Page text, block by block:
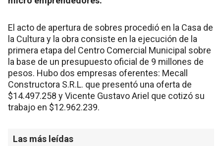
El acto de apertura de sobres procedió en la Casa de
la Cultura y la obra consiste en la ejecución de la
primera etapa del Centro Comercial Municipal sobre
la base de un presupuesto oficial de 9 millones de
pesos. Hubo dos empresas oferentes: Mecall
Constructora S.R.L. que presentó una oferta de
$14.497.258 y Vicente Gustavo Ariel que cotizó su
trabajo en $12.962.239.
Las más leídas